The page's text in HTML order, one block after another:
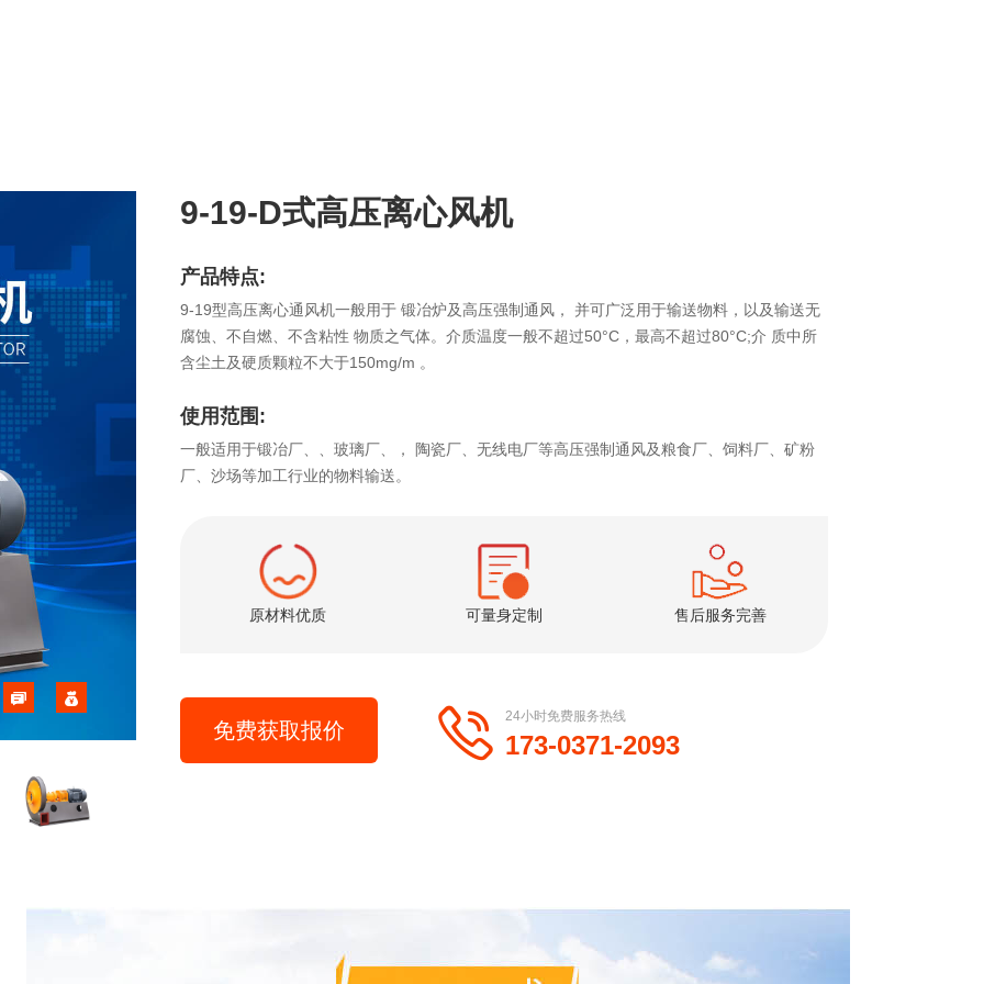
9-19-D式高压离心风机
产品特点:
9-19型高压离心通风机一般用于 锻冶炉及高压强制通风， 并可广泛用于输送物料，以及输送无
腐蚀、不自燃、不含粘性 物质之气体。介质温度一般不超过50°C，最高不超过80°C;介 质中所
含尘土及硬质颗粒不大于150mg/m 。
使用范围:
一般适用于锻冶厂、、玻璃厂、， 陶瓷厂、无线电厂等高压强制通风及粮食厂、饲料厂、矿粉
厂、沙场等加工行业的物料输送。
原材料优质 可量身定制 售后服务完善
免费获取报价
24小时免费服务热线
173-0371-2093